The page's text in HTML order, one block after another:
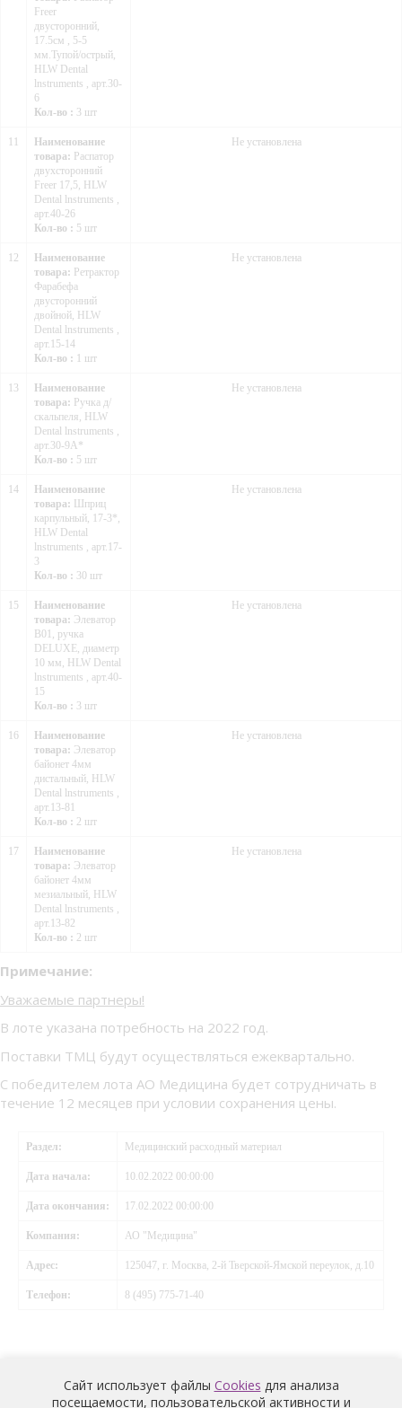
Freer
двусторонний,
17.5см , 5-5
мм.Тупой/острый,
HLW Dental
lnstruments , арт.30-
6
Кол-во : 3 шт
Наименование
товара: Распатор
двухсторонний
Freer 17,5, HLW
Dental lnstruments ,
арт.40-26
Кол-во : 5 шт
Не установлена
12
Наименование
товара: Ретрактор
Фарабефа
двусторонний
двойной, HLW
Dental lnstruments ,
арт.15-14
Кол-во : 1 шт
Не установлена
13
Наименование
товара: Ручка д/
скальпеля, HLW
Dental lnstruments ,
арт.30-9А*
Кол-во : 5 шт
Не установлена
14
Наименование
товара: Шприц
карпульный, 17-3*,
HLW Dental
lnstruments , арт.17-
3
Кол-во : 30 шт
Не установлена
15
Наименование
товара: Элеватор
B01, ручка
DELUXE, диаметр
10 мм, HLW Dental
lnstruments , арт.40-
15
Кол-во : 3 шт
Не установлена
16
Наименование
товара: Элеватор
байонет 4мм
дистальный, HLW
Dental lnstruments ,
арт.13-81
Кол-во : 2 шт
Не установлена
17
Наименование
товара: Элеватор
байонет 4мм
мезиальный, HLW
Dental lnstruments ,
арт.13-82
Кол-во : 2 шт
Не установлена
Примечание:
Уважаемые партнеры!
В лоте указана потребность на 2022 год.
Поставки ТМЦ будут осуществляться ежеквартально.
С победителем лота АО Медицина будет сотрудничать в
течение 12 месяцев при условии сохранения цены.
Раздел: Медицинский расходный материал
Дата начала: 10.02.2022 00:00:00
Дата окончания: 17.02.2022 00:00:00
Компания: АО "Медицина"
Адрес: 125047, г. Москва, 2-й Тверской-Ямской переулок, д.10
Телефон: 8 (495) 775-71-40
Сайт использует файлы Cookies для анализа
посещаемости, пользовательской активности и